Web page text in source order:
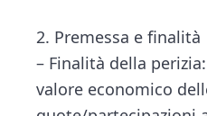
2. Premessa e finalità
– Finalità della
valore economico